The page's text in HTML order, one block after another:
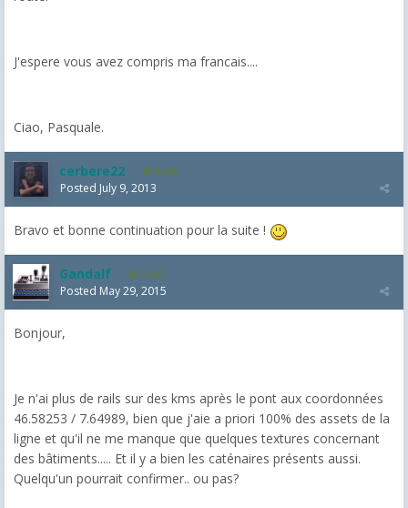
J'espere vous avez compris ma francais....
Ciao, Pasquale.
cerbere22 4,385
Posted July 9, 2013
Bravo et bonne continuation pour la suite !
Gandalf 2,463
Posted May 29, 2015
Bonjour,
Je n'ai plus de rails sur des kms après le pont aux coordonnées
46.58253 / 7.64989, bien que j'aie a priori 100% des assets de la
ligne et qu'il ne me manque que quelques textures concernant
des bâtiments..... Et il y a bien les caténaires présents aussi.
Quelqu'un pourrait confirmer.. ou pas?